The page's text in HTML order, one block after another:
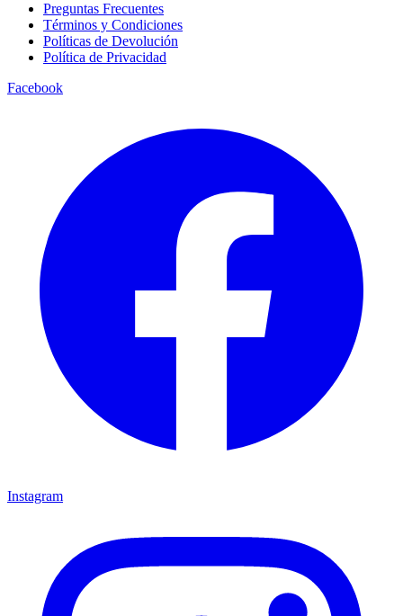
Preguntas Frecuentes
Términos y Condiciones
Políticas de Devolución
Política de Privacidad
Facebook
Instagram